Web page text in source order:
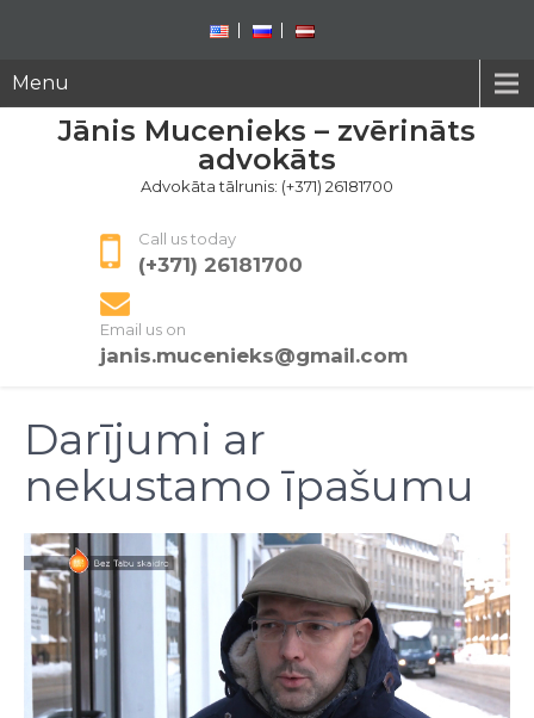
Menu
Jānis Mucenieks – zvērināts
advokāts
Advokāta tālrunis: (+371) 26181700
Call us today
(+371) 26181700
Email us on
janis.mucenieks@gmail.com
Darījumi ar
nekustamo īpašumu